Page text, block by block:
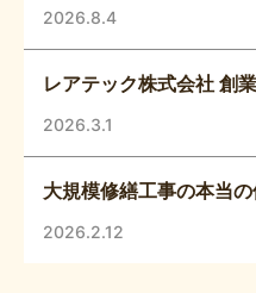
2026.8.4
レアテック株式会社 創
2026.3.1
大規模修繕工事の本当
2026.2.12